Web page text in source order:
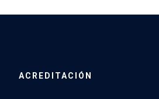
ACREDITACIÓN